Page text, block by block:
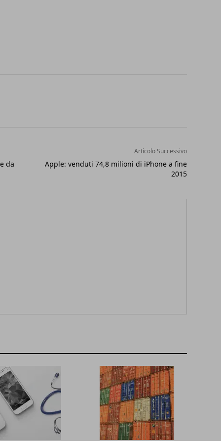
da
Articolo Successivo
Apple: venduti 74,8 milioni di iPhone a fine
2015